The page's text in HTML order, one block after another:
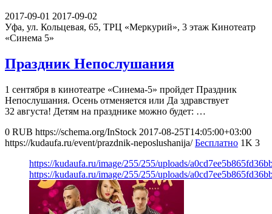
2017-09-01 2017-09-02
Уфа, ул. Кольцевая, 65, ТРЦ «Меркурий», 3 этаж Кинотеатр
«Синема 5»
Праздник Непослушания
1 сентября в кинотеатре «Синема-5» пройдет Праздник
Непослушания. Осень отменяется или Да здравствует
32 августа! Детям на празднике можно будет: …
0 RUB https://schema.org/InStock 2017-08-25T14:05:00+03:00
https://kudaufa.ru/event/prazdnik-neposlushanija/ Бесплатно 1K 3
https://kudaufa.ru/image/255/255/uploads/
https://kudaufa.ru/image/255/255/uploads/